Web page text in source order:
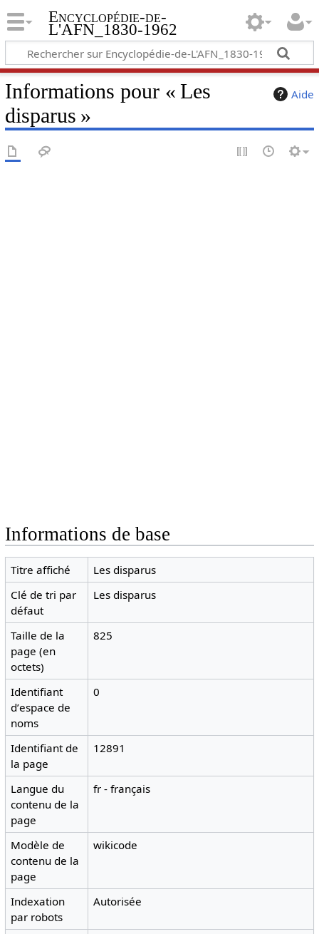
Encyclopédie-de-
L'AFN_1830-1962
Aide
Informations pour « Les
disparus »
Informations de base
Titre affiché
Les disparus
Clé de tri par
défaut
Les disparus
Taille de la
page (en
octets)
825
Identifiant
dʼespace de
noms
0
Identifiant de
la page
12891
Langue du
contenu de la
page
fr - français
Modèle de
contenu de la
page
wikicode
Indexation
par robots
Autorisée